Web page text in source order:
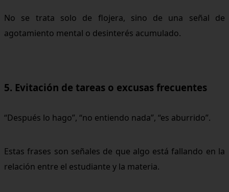
No se trata solo de flojera, sino de una señal de
agotamiento mental o desinterés acumulado.
5. Evitación de tareas o excusas frecuentes
“Después lo hago”, “no entiendo nada”, “es aburrido”.
Estas frases son señales de que algo está fallando en la
relación entre el estudiante y la materia.